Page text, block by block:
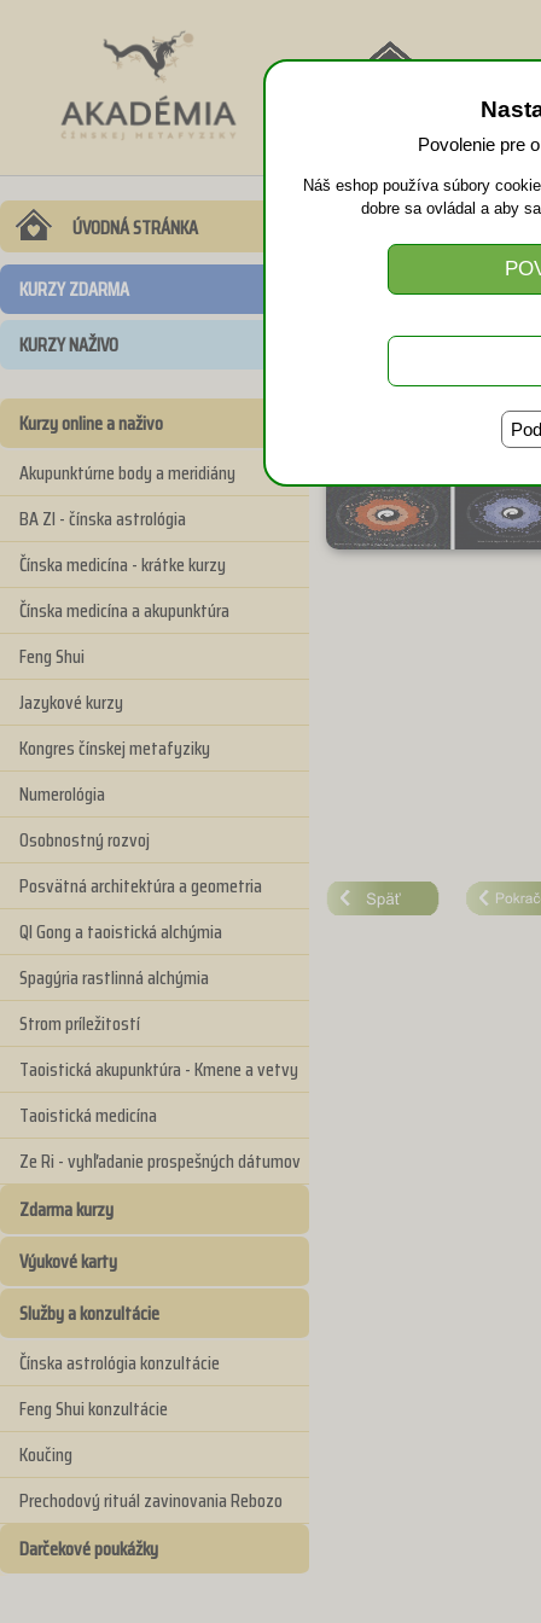
Povolenie pre
Náš eshop používa súbory
dobre sa ovládal a aby
ÚVODNÁ STRÁNKA
KURZY ZDARMA
KURZY NAŽIVO
Kurzy online a naživo
Akupunktúrne body a meridiány
BA ZI - čínska astrológia
Čínska medicína - krátke kurzy
Čínska medicína a akupunktúra
Feng Shui
Jazykové kurzy
Kongres čínskej metafyziky
Numerológia
Osobnostný rozvoj
Posvätná architektúra a geometria
QI Gong a taoistická alchýmia
Spagýria rastlinná alchýmia
Strom príležitostí
Taoistická akupunktúra - Kmene a vetvy
Taoistická medicína
Ze Ri - vyhľadanie prospešných dátumov
Zdarma kurzy
Výukové karty
Služby a konzultácie
Čínska astrológia konzultácie
Feng Shui konzultácie
Koučing
Prechodový rituál zavinovania Rebozo
Darčekové poukážky